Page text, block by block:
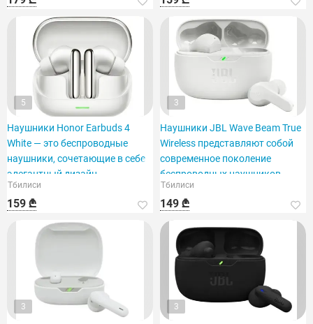
5
Наушники Honor Earbuds 4
White — это беспроводные
наушники, сочетающие в себе
элегантный дизайн.
Тбилиси
159 ₾
3
Наушники JBL Wave Beam True
Wireless представляют собой
современное поколение
беспроводных наушников.
Тбилиси
149 ₾
3 3